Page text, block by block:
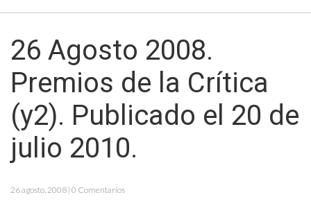
26 Agosto 2008.
Premios de la Crítica
(y2). Publicado el 20 de
julio 2010.
26 agosto, 2008 | 0 Comentarios